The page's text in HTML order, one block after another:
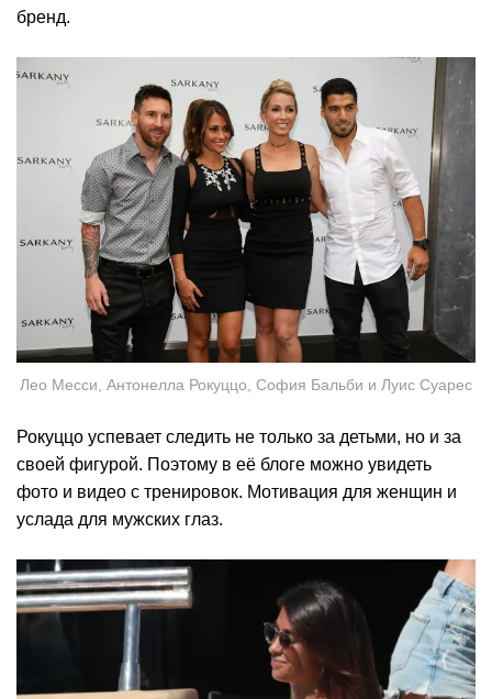
бренд.
Лео Месси, Антонелла Рокуццо, София Бальби и Луис Суарес
Рокуццо успевает следить не только за детьми, но и за
своей фигурой. Поэтому в её блоге можно увидеть
фото и видео с тренировок. Мотивация для женщин и
услада для мужских глаз.